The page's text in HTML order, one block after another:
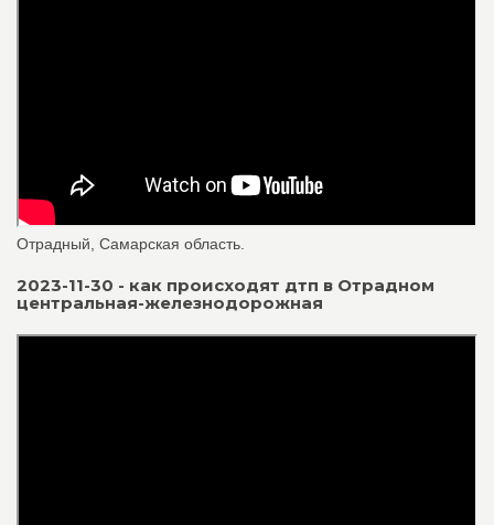
Отрадный, Самарская область.
2023-11-30 - как происходят дтп в Отрадном
центральная-железнодорожная